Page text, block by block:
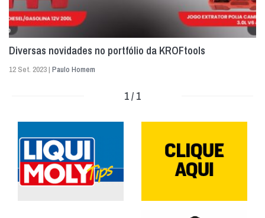
Diversas novidades no portfólio da KROFtools
12 Set. 2023 | Paulo Homem
1 / 1